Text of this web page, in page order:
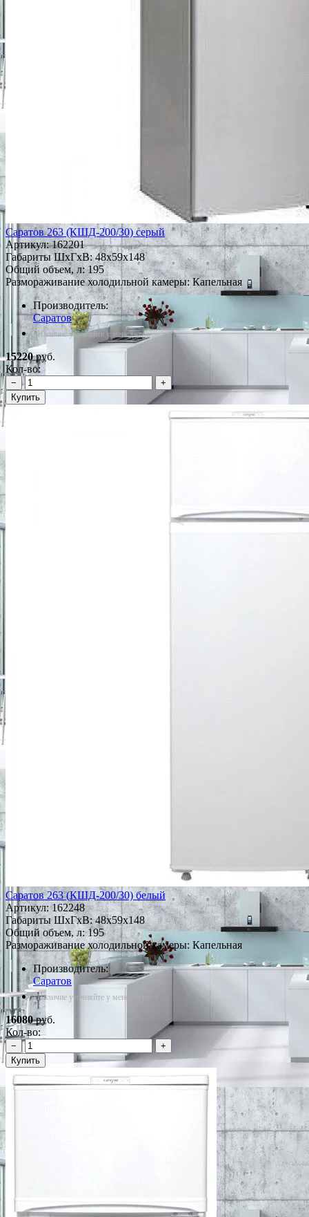
Саратов 263 (КШД-200/30) серый
Артикул:162201
Габариты ШxГxВ: 48x59x148
Общий объем, л: 195
Размораживание холодильной камеры: Капельная
Производитель:
Саратов
*Наличие уточняйте у менеджера
15220руб.
Кол-во:
−
+
Купить
Саратов 263 (КШД-200/30) белый
Артикул:162248
Габариты ШxГxВ: 48x59x148
Общий объем, л: 195
Размораживание холодильной камеры: Капельная
Производитель:
Саратов
*Наличие уточняйте у менеджера
16080руб.
Кол-во:
−
+
Купить